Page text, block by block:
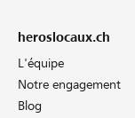
heroslocaux.ch
L'équipe
Notre engagement
Blog